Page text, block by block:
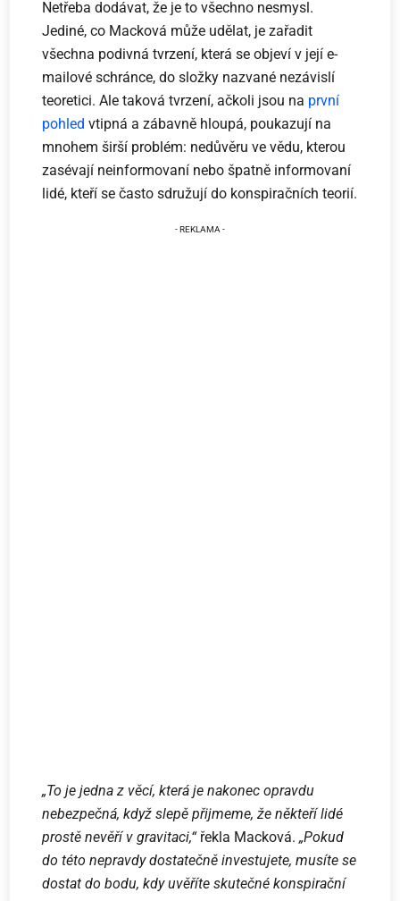
Netřeba dodávat, že je to všechno nesmysl.
Jediné, co Macková může udělat, je zařadit
všechna podivná tvrzení, která se objeví v její e-
mailové schránce, do složky nazvané nezávislí
teoretici. Ale taková tvrzení, ačkoli jsou na první
pohled vtipná a zábavně hloupá, poukazují na
mnohem širší problém: nedůvěru ve vědu, kterou
zasévají neinformovaní nebo špatně informovaní
lidé, kteří se často sdružují do konspiračních teorií.
„To je jedna z věcí, která je nakonec opravdu
nebezpečná, když slepě přijmeme, že někteří lidé
prostě nevěří v gravitaci,“ řekla Macková.„Pokud
do této nepravdy dostatečně investujete, musíte se
dostat do bodu, kdy uvěříte skutečné konspirační